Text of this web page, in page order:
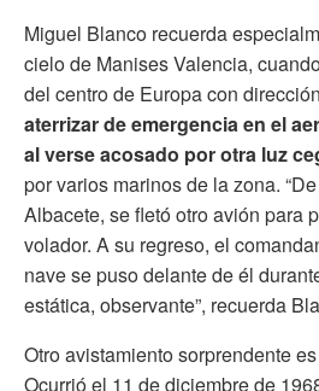
Miguel Blanco recuerda
cielo de Manises Valencia,
del centro de Europa con
aterrizar de emergencia en el
al verse acosado por otra luz
por varios marinos de la zona.
Albacete, se fletó otro avión para
volador. A su regreso, el
nave se puso delante de él
estática, observante”, recuerda
Otro avistamiento sorprendente
Ocurrió el 11 de diciembre de